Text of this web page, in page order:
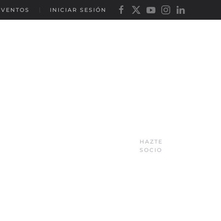
INICIAR SESIÓN
HAZTE
SOCIO